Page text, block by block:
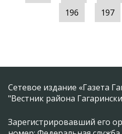
196 197
Сетевое издание «Газета
"Вестник района
Зарегистрировавший его